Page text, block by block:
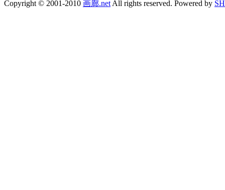
Copyright © 2001-2010 画廊.net All rights reserved. Powered by